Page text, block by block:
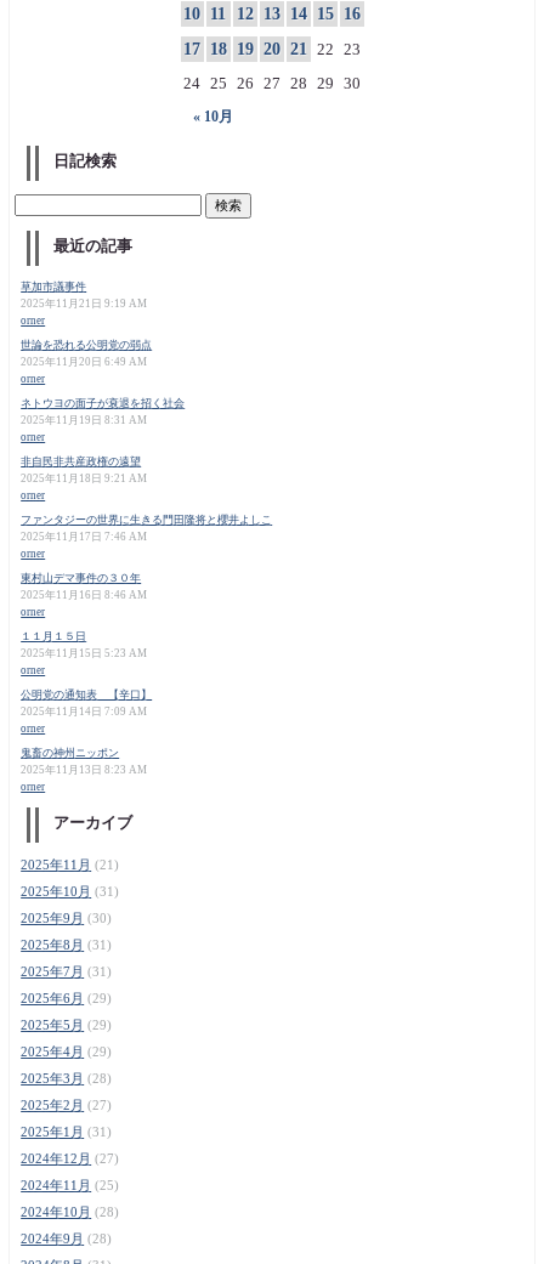
« 10月
10 11 12 13 14 15
16
17 18 19 20 21 22 23
24 25 26 27 28 29 30
日記検索
最近の記事
草加市議事件
2025年11月21日 9:19 AM
orner
世論を恐れる公明党の弱点
2025年11月20日 6:49 AM
orner
ネトウヨの面子が衰退を招く社会
2025年11月19日 8:31 AM
orner
非自民非共産政権の遠望
2025年11月18日 9:21 AM
orner
ファンタジーの世界に生きる門田隆将と櫻井よしこ
2025年11月17日 7:46 AM
orner
東村山デマ事件の３０年
2025年11月16日 8:46 AM
orner
１１月１５日
2025年11月15日 5:23 AM
orner
公明党の通知表 【辛口】
2025年11月14日 7:09 AM
orner
鬼畜の神州ニッポン
2025年11月13日 8:23 AM
orner
アーカイブ
2025年11月 (21)
2025年10月 (31)
2025年9月 (30)
2025年8月 (31)
2025年7月 (31)
2025年6月 (29)
2025年5月 (29)
2025年4月 (29)
2025年3月 (28)
2025年2月 (27)
2025年1月 (31)
2024年12月 (27)
2024年11月 (25)
2024年10月 (28)
2024年9月 (28)